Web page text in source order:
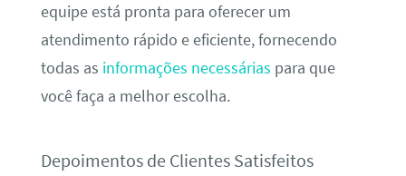
equipe está pronta para oferecer um
atendimento rápido e eficiente, fornecendo
todas as informações necessárias para que
você faça a melhor escolha.
Depoimentos de Clientes Satisfeitos